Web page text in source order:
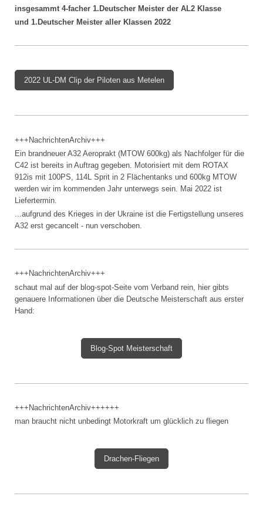
insgesammt 4-facher 1.Deutscher Meister der AL2 Klasse
und 1.Deutscher Meister aller Klassen 2022
2022 UL-DM Clip der Piloten aus Metelen
+++NachrichtenArchiv+++
Ein brandneuer A32 Aeroprakt (MTOW 600kg) als Nachfolger für die
C42 ist bereits in Auftrag gegeben. Motorisiert mit dem ROTAX
912is mit 100PS, 114L Sprit in 2 Flächentanks und 600kg MTOW
werden wir im kommenden Jahr unterwegs sein. Mai 2022 ist
Liefertermin.
...aufgrund des Krieges in der Ukraine ist die Fertigstellung unseres
A32 erst gecancelt - nun verschoben.
+++NachrichtenArchiv+++
schaut mal auf der blog-spot-Seite vom Verband rein, hier gibts
genauere Informationen über die Deutsche Meisterschaft aus erster
Hand:
Blog-Spot Meisterschaft
+++NachrichtenArchiv++++++
man braucht nicht unbedingt Motorkraft um glücklich zu fliegen
Drachen-Fliegen